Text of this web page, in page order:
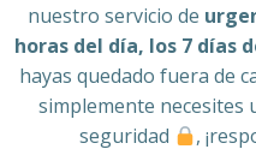
nuestro servicio de
horas del día, los 7 días
hayas quedado fuera de
simplemente necesites
seguridad
,